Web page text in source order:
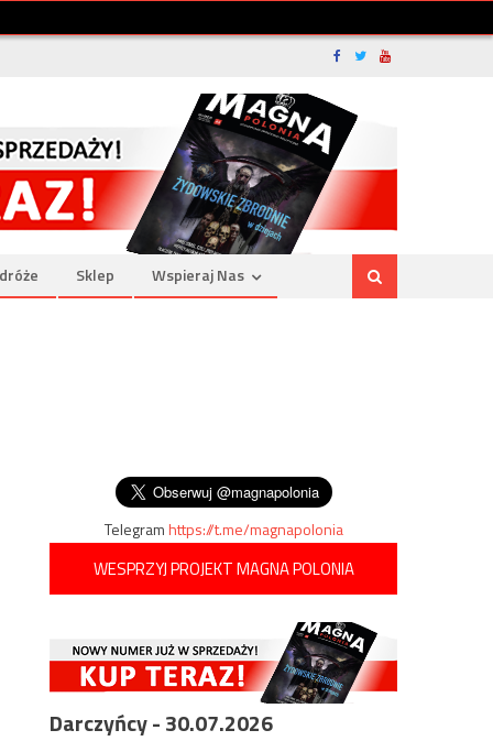
Sklep Wspieraj Nas
Telegramhttps://t.me/magnapolonia
WESPRZYJ PROJEKT MAGNA POLONIA
Darczyńcy - 30.07.2026